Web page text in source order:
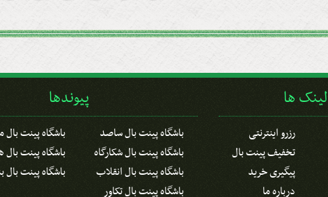
لینک ها
رزرو اینترنتی
تخفیف پینت بال
پیگیری خرید
درباره ما
پیوندها
باشگاه پینت بال ساصد
باشگاه پینت بال
باشگاه پینت بال شکارگاه
باشگاه پینت بال
باشگاه پینت بال انقلاب
باشگاه پینت بال
باشگاه پینت بال تکاور